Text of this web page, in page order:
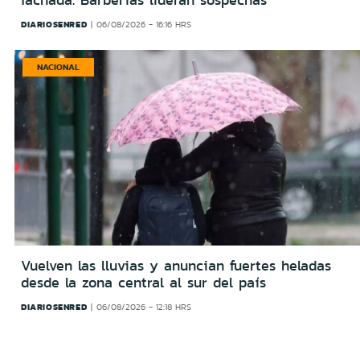
DIARIOSENRED 06/08/2026 - 16:16 HRS
NACIONAL
Vuelven las lluvias y anuncian fuertes heladas
desde la zona central al sur del país
DIARIOSENRED 06/08/2026 - 12:18 HRS